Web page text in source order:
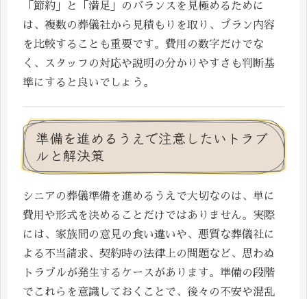
「節約」と「満足」のバランスを見極めるために
は、複数の葬儀社から見積もりを取り、プラン内容
を比較することも重要です。費用の数字だけでな
く、スタッフの対応や説明の分かりやすさも判断基
準にすると良いでしょう。
準備を進めるうえで注意したいトラブ
ルと解決策
シニアの葬儀準備を進めるうえで大切なのは、単に
費用や形式を決めることだけではありません。実際
には、家族間の意見の食い違いや、悪質な葬儀社に
よる不当請求、契約時の法律上の問題など、思わぬ
トラブルが発生するケースがあります。準備の段階
でこれらを意識しておくことで、後々の不安や混乱